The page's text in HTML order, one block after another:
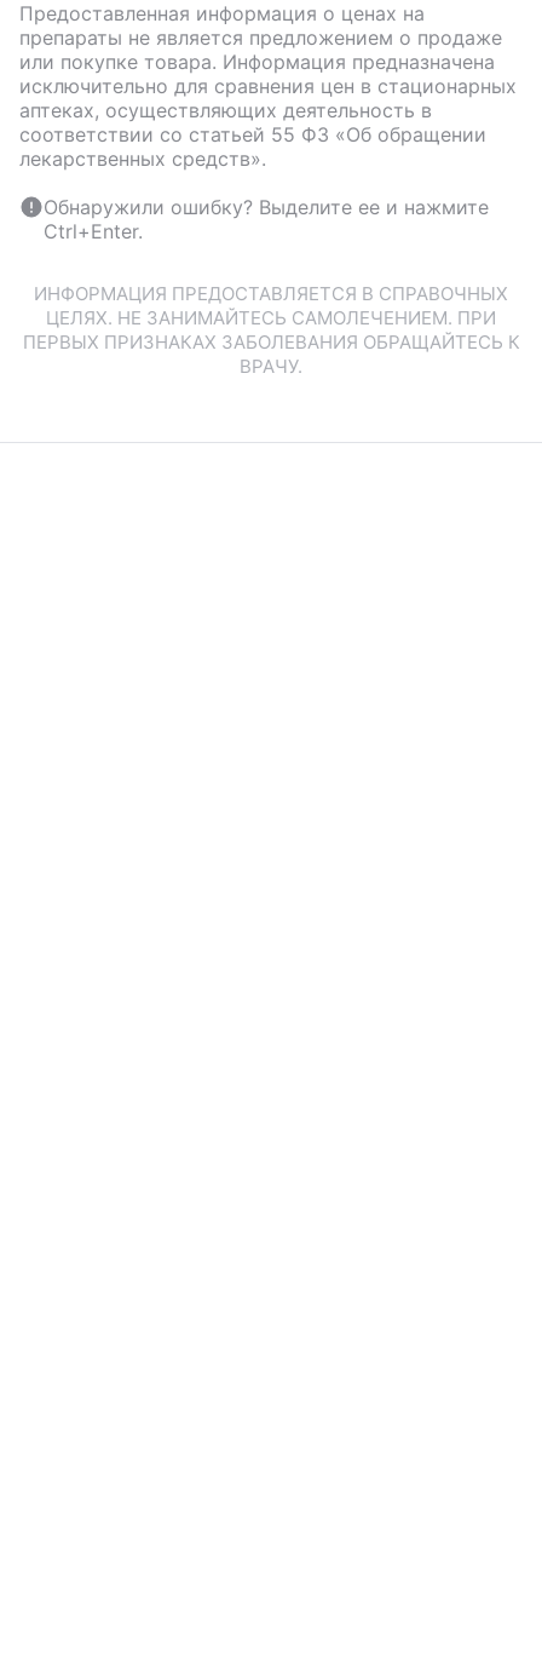
Предоставленная информация о ценах на
препараты не является предложением о продаже
или покупке товара. Информация предназначена
исключительно для сравнения цен в стационарных
аптеках, осуществляющих деятельность в
соответствии со статьей 55 ФЗ «Об обращении
лекарственных средств».
Обнаружили ошибку? Выделите ее и нажмите
Ctrl+Enter.
ИНФОРМАЦИЯ ПРЕДОСТАВЛЯЕТСЯ В СПРАВОЧНЫХ
ЦЕЛЯХ. НЕ ЗАНИМАЙТЕСЬ САМОЛЕЧЕНИЕМ. ПРИ
ПЕРВЫХ ПРИЗНАКАХ ЗАБОЛЕВАНИЯ ОБРАЩАЙТЕСЬ К
ВРАЧУ.